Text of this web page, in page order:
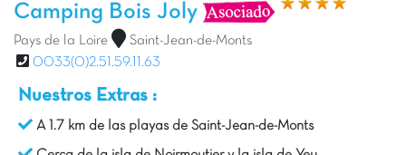
Camping Bois Joly
Pays de la Loire
Saint-Jean-de-Monts
0033(0)2.51.59.11.63
Nuestros Extras :
A 1.7 km de las playas de Saint-Jean-de-Monts